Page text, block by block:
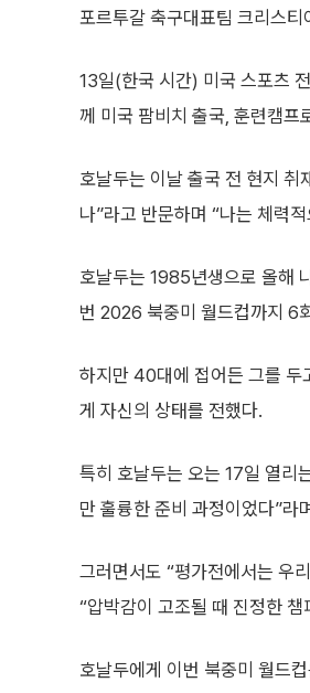
포르투갈 축구대표팀 크리스
13일(한국 시간) 미국 스포츠
께 미국 팜비치 출국, 훈련캠프
호날두는 이날 출국 전 현지 취
나”라고 반문하며 “나는 체력
호날두는 1985년생으로 올해
번 2026 북중미 월드컵까지 6
하지만 40대에 접어든 그를 두
게 자신의 상태를 전했다.
특히 호날두는 오는 17일 열리
만 훌륭한 준비 과정이었다”라
그러면서도 “평가전에서는 우
“압박감이 고조될 때 진정한
호날두에게 이번 북중미 월드